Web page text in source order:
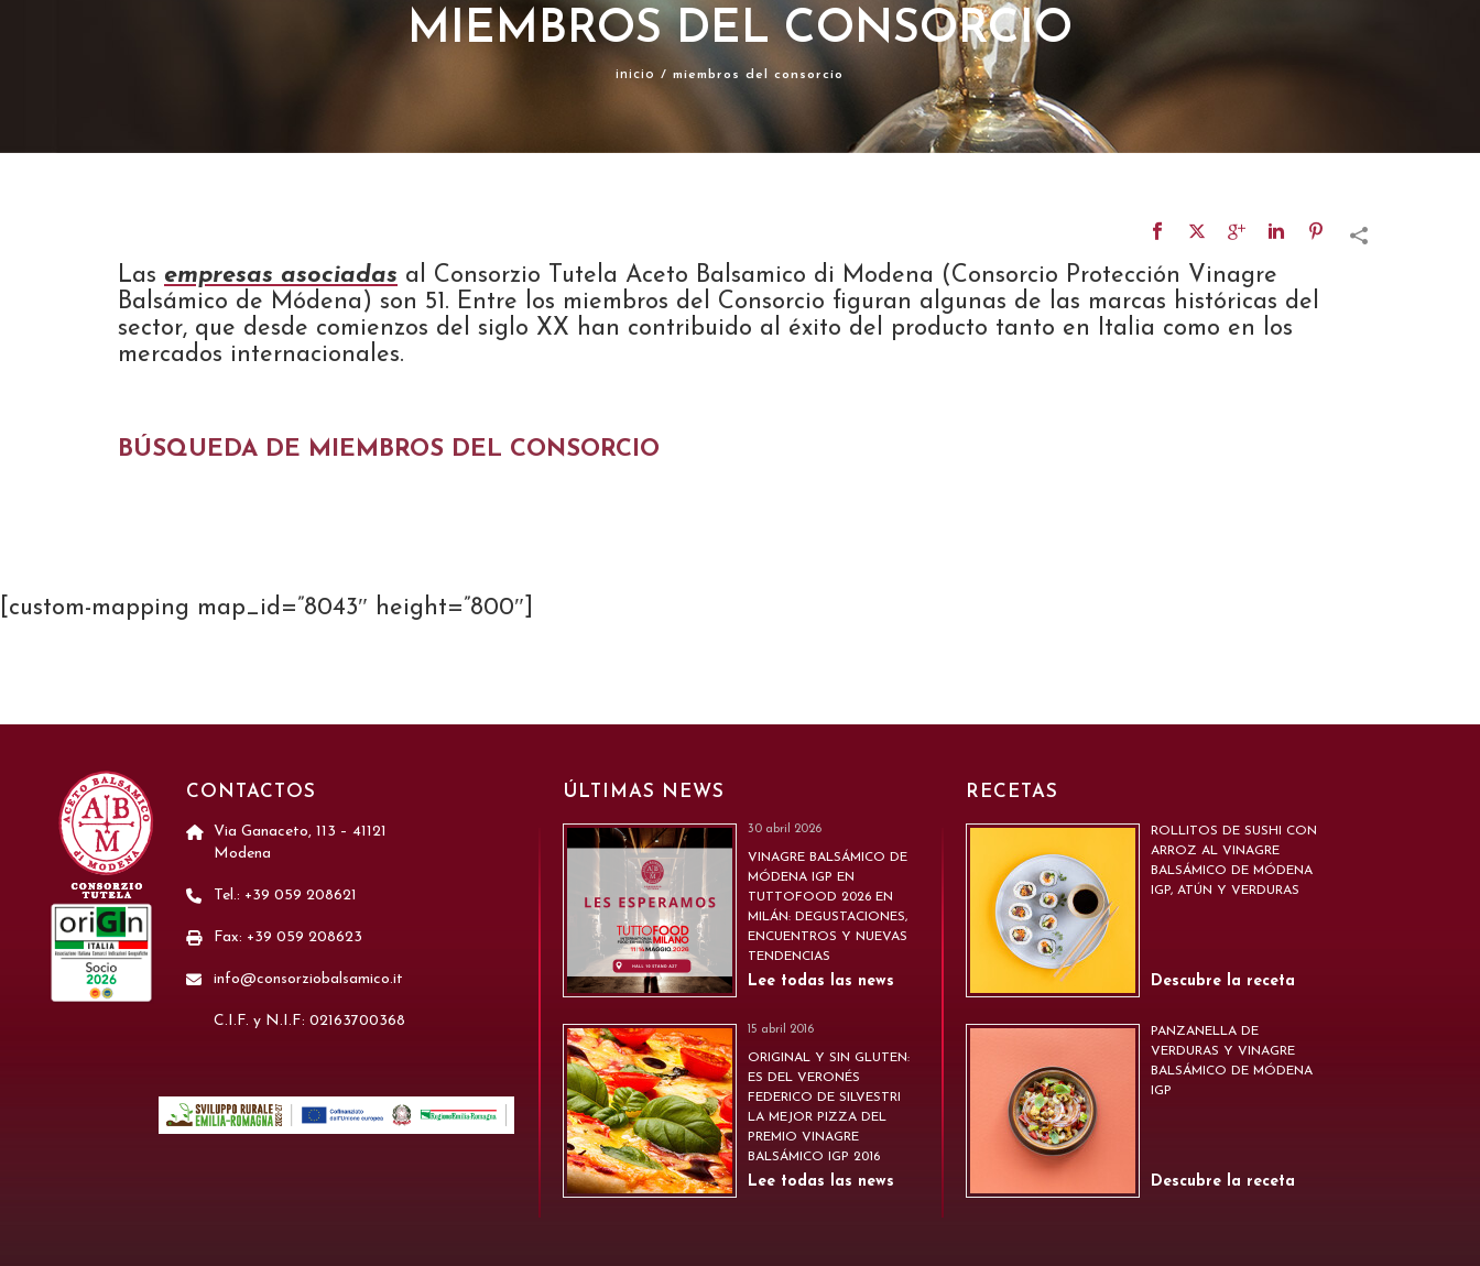
MIEMBROS DEL CONSORCIO
inicio / miembros del consorcio
Las empresas asociadas al Consorzio Tutela Aceto Balsamico di Modena (Consorcio Protección Vinagre
Balsámico de Módena) son 51. Entre los miembros del Consorcio figuran algunas de las marcas históricas del
sector, que desde comienzos del siglo XX han contribuido al éxito del producto tanto en Italia como en los
mercados internacionales.
BÚSQUEDA DE MIEMBROS DEL CONSORCIO
[custom-mapping map_id=”8043″ height=”800″]
CONTACTOS
Via Ganaceto, 113 – 41121
Modena
Tel.: +39 059 208621
Fax: +39 059 208623
info@consorziobalsamico.it
C.I.F. y N.I.F: 02163700368
ÚLTIMAS NEWS
30 abril 2026
VINAGRE BALSÁMICO DE
MÓDENA IGP EN
TUTTOFOOD 2026 EN
MILÁN: DEGUSTACIONES,
ENCUENTROS Y NUEVAS
TENDENCIAS
Lee todas las news
15 abril 2016
ORIGINAL Y SIN GLUTEN:
ES DEL VERONÉS
FEDERICO DE SILVESTRI
LA MEJOR PIZZA DEL
PREMIO VINAGRE
BALSÁMICO IGP 2016
Lee todas las news
RECETAS
ROLLITOS DE SUSHI CON
ARROZ AL VINAGRE
BALSÁMICO DE MÓDENA
IGP, ATÚN Y VERDURAS
Descubre la receta
PANZANELLA DE
VERDURAS Y VINAGRE
BALSÁMICO DE MÓDENA
IGP
Descubre la receta